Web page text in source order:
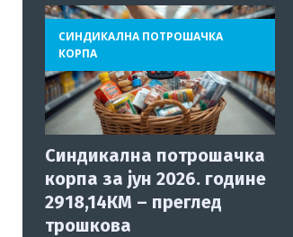
СИНДИКАЛНА ПОТРОШАЧКА
КОРПА
Синдикална потрошачка
корпа за јун 2026. године
2918,14КМ – преглед
трошкова